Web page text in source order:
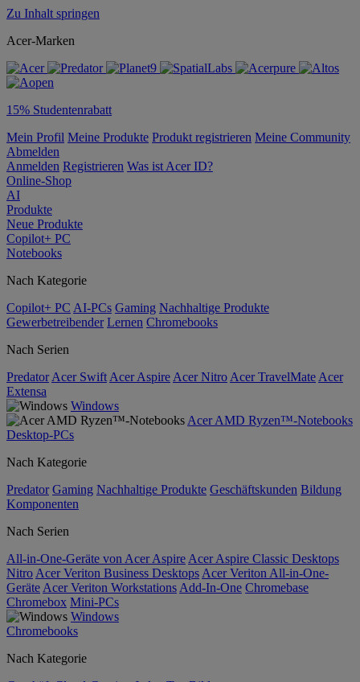
Zu Inhalt springen
Acer-Marken
15% Studentenrabatt
Mein Profil Meine Produkte Produkt registrieren Meine Community
Abmelden
Anmelden Registrieren Was ist Acer ID?
Online-Shop
AI
Produkte
Neue Produkte
Copilot+ PC
Notebooks
Nach Kategorie
Copilot+ PC AI-PCs Gaming Nachhaltige Produkte
Gewerbetreibender Lernen Chromebooks
Nach Serien
Predator Acer Swift Acer Aspire Acer Nitro Acer TravelMate Acer
Extensa
Windows
Acer AMD Ryzen™-Notebooks
Desktop-PCs
Nach Kategorie
Predator Gaming Nachhaltige Produkte Geschäftskunden Bildung
Komponenten
Nach Serien
All-in-One-Geräte von Acer Aspire Acer Aspire Classic Desktops
Nitro Acer Veriton Business Desktops Acer Veriton All-in-One-
Geräte Acer Veriton Workstations Add-In-One Chromebase
Chromebox Mini-PCs
Windows
Chromebooks
Nach Kategorie